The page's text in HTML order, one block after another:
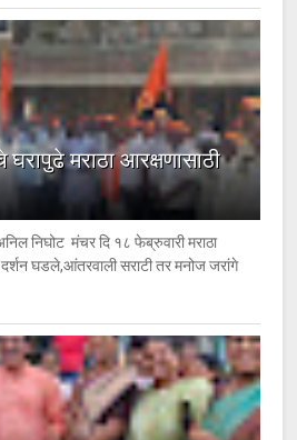
मराठा आरक्षणासाठी
निघोट मंचर दि १८ फेब्रुवारी मराठा
घडले,आंतरवाली सराटी तर मनोज जरांगे